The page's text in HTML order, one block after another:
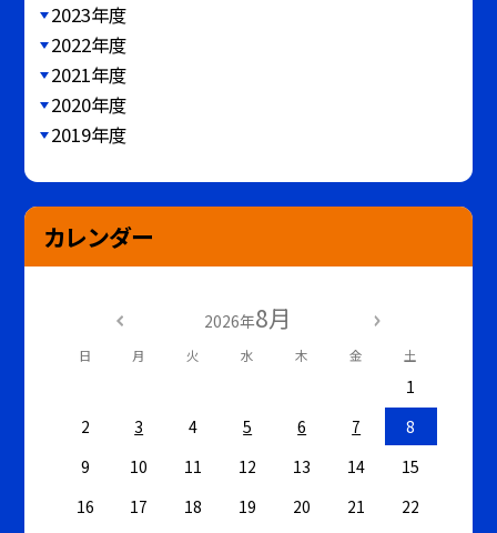
2023年度
2022年度
2021年度
2020年度
2019年度
カレンダー
2026年8月
日 月 火 水 木 金 土
1
2
3 4 5 6 7
8
9
10 11 12 13 14
15
16
17 18 19 20 21
22